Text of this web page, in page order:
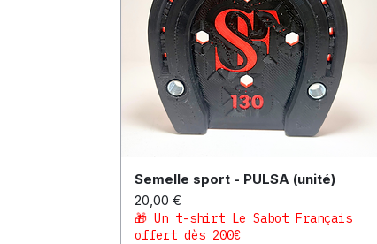
Aperçu rapide
Semelle sport - PULSA (unité)
Prix
20,00 €
🎁 Un t-shirt Le Sabot Français
offert dès 200€